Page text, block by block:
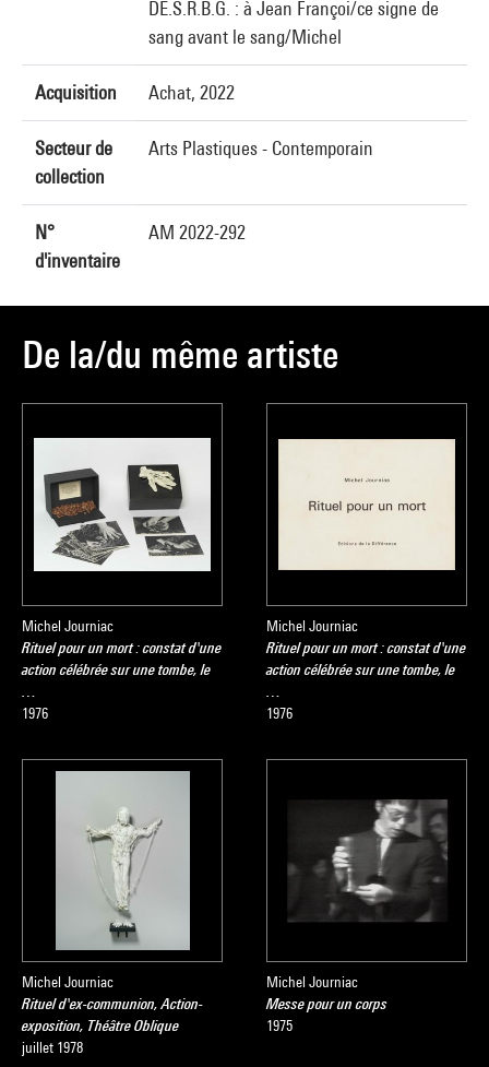
DE.S.R.B.G. : à Jean Françoi/ce signe de
sang avant le sang/Michel
Acquisition Achat, 2022
Secteur de
collection
Arts Plastiques - Contemporain
N°
d'inventaire
AM 2022-292
De la/du même artiste
Michel Journiac
Rituel pour un mort : constat d'une
action célébrée sur une tombe, le
1976
Michel Journiac
Rituel pour un mort : constat d'une
action célébrée sur une tombe, le
1976
Michel Journiac
Rituel d'ex-communion, Action-
exposition, Théâtre Oblique
juillet 1978
Michel Journiac
Messe pour un corps
1975